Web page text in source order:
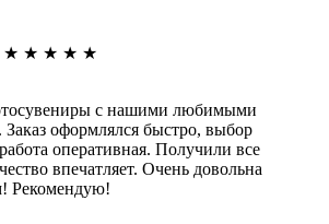
★ ★ ★ ★ ★
с нашими любимыми
оформлялся быстро, выбор
оперативная. Получили все
впечатляет. Очень довольна
Рекомендую!